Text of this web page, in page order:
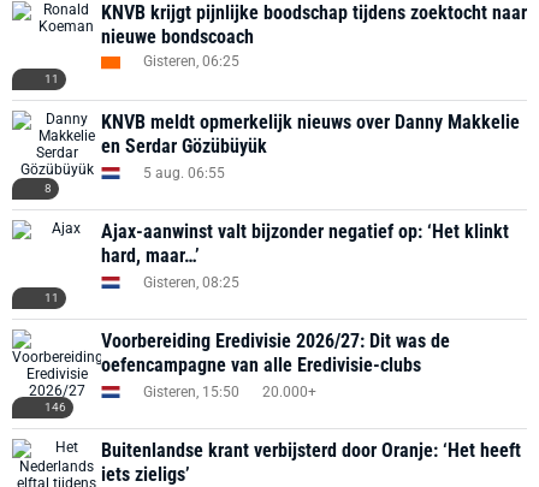
11
KNVB krijgt pijnlijke boodschap tijdens zoektocht naar
nieuwe bondscoach
Gisteren, 06:25
8
KNVB meldt opmerkelijk nieuws over Danny Makkelie
en Serdar Gözübüyük
5 aug. 06:55
11
Ajax-aanwinst valt bijzonder negatief op: ‘Het klinkt
hard, maar…’
Gisteren, 08:25
146
Voorbereiding Eredivisie 2026/27: Dit was de
oefencampagne van alle Eredivisie-clubs
Gisteren, 15:50 20.000+
Buitenlandse krant verbijsterd door Oranje: ‘Het heeft
iets zieligs’